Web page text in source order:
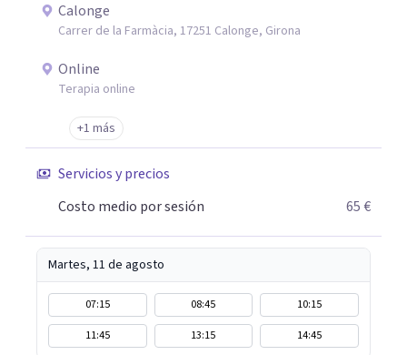
Calonge
Carrer de la Farmàcia, 17251 Calonge, Girona
Online
Terapia online
+1 más
Servicios y precios
Costo medio por sesión
65 €
Martes, 11 de agosto
07:15 08:45
10:15
11:45
13:15 14:45